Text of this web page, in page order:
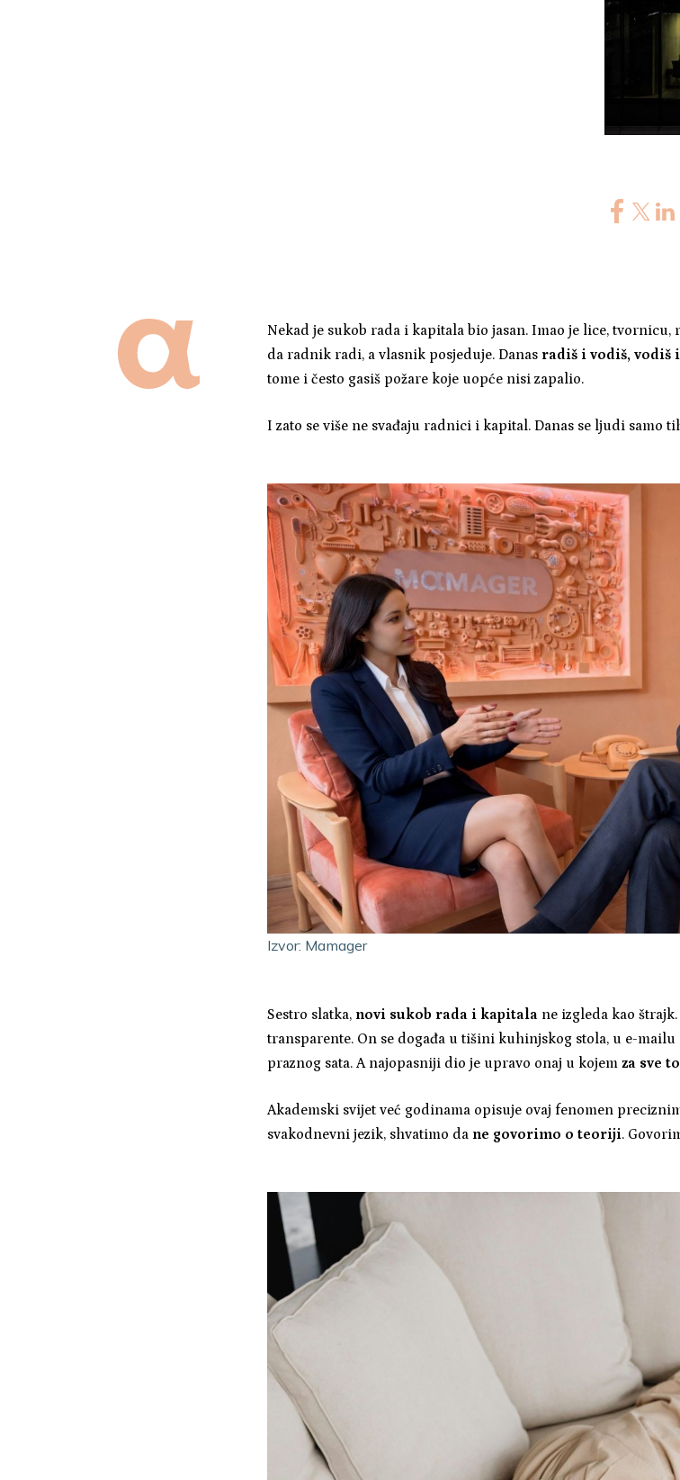
Nekad je sukob rada i kapitala bio jasan. Imao je lice,
da radnik radi, a vlasnik posjeduje. Danas radiš i vodiš, vodiš
tome i često gasiš požare koje uopće nisi zapalio.
I zato se više ne svađaju radnici i kapital. Danas se ljudi samo
Izvor: Mamager
Sestro slatka, novi sukob rada i kapitalane izgleda kao
transparente. On se događa u tišini kuhinjskog stola, u e-mailu
praznog sata. A najopasniji dio je upravo onaj u kojem za sve
Akademski svijet već godinama opisuje ovaj fenomen
svakodnevni jezik, shvatimo da ne govorimo o teoriji.